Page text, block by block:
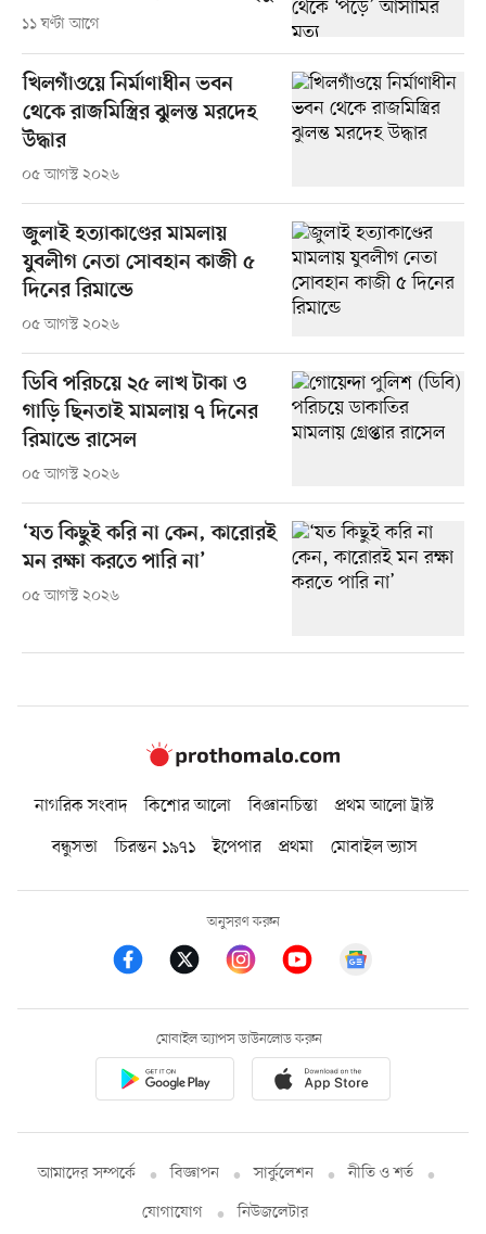
১১ ঘণ্টা আগে
খিলগাঁওয়ে নির্মাণাধীন ভবন
থেকে রাজমিস্ত্রির ঝুলন্ত মরদেহ
উদ্ধার
০৫ আগস্ট ২০২৬
জুলাই হত্যাকাণ্ডের মামলায়
যুবলীগ নেতা সোবহান কাজী ৫
দিনের রিমান্ডে
০৫ আগস্ট ২০২৬
ডিবি পরিচয়ে ২৫ লাখ টাকা ও
গাড়ি ছিনতাই মামলায় ৭ দিনের
রিমান্ডে রাসেল
০৫ আগস্ট ২০২৬
‘যত কিছুই করি না কেন, কারোরই
মন রক্ষা করতে পারি না’
০৫ আগস্ট ২০২৬
নাগরিক সংবাদ কিশোর আলো বিজ্ঞানচিন্তা
প্রথম আলো ট্রাস্ট
বন্ধুসভা
চিরন্তন ১৯৭১ ইপেপার প্রথমা মোবাইল ভ্যাস
অনুসরণ করুন
মোবাইল অ্যাপস ডাউনলোড করুন
আমাদের সম্পর্কে বিজ্ঞাপন সার্কুলেশন
নীতি ও শর্ত
যোগাযোগ
নিউজলেটার